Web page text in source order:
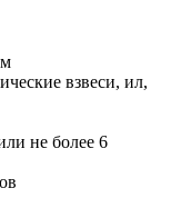
взвеси, ил,
не более 6